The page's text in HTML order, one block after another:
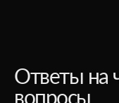
Ответы на
вопросы